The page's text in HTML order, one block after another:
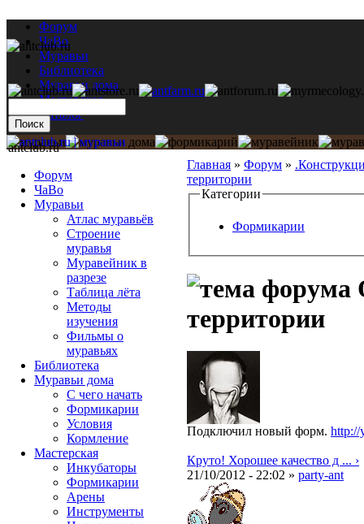
Форум
ЧаВо
Муравьи
Библиотека
Муравьи дома
Мастерская
Каталог
Главная » Форум »
территории
Категории
Формикарии
территории
Подключил новый форм.
Круто! Хорошее качество д ... ›
21/10/2012 - 22:02 » party-ant
antclub.ru
Форум
ЧаВо
Муравьи
Атлас муравьёв
Строение
муравья
Муравейник в
разрезе
Таблица лёта
Методы
изучения
Фильмы о
муравьях
Библиотека
Муравьи дома
С чего начать
Формикарии
Условия
Кормление
Мастерская
Инкубаторы
Формикарии
Арены
Инструменты